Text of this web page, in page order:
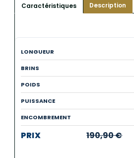
Caractéristiques Description
190,90€
Le prix initial était : 190,90 €.
Le prix actuel est : 114,99 €.